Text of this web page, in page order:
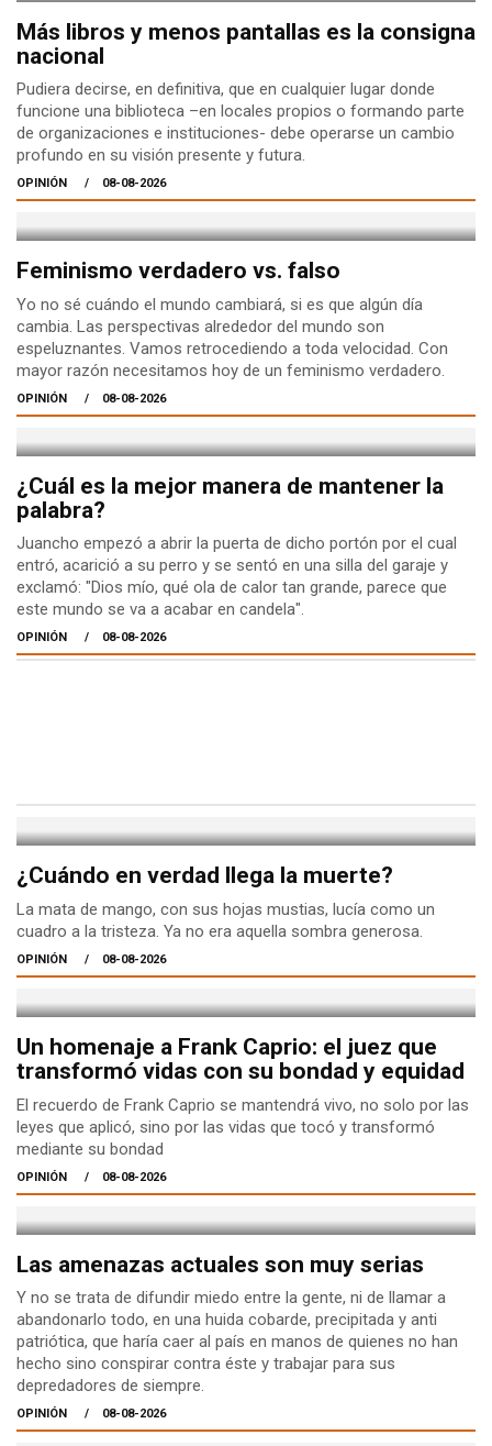
Más libros y menos pantallas es la consigna
nacional
Pudiera decirse, en definitiva, que en cualquier lugar donde
funcione una biblioteca –en locales propios o formando parte
de organizaciones e instituciones- debe operarse un cambio
profundo en su visión presente y futura.
OPINIÓN 08-08-2026
Feminismo verdadero vs. falso
Yo no sé cuándo el mundo cambiará, si es que algún día
cambia. Las perspectivas alrededor del mundo son
espeluznantes. Vamos retrocediendo a toda velocidad. Con
mayor razón necesitamos hoy de un feminismo verdadero.
OPINIÓN 08-08-2026
¿Cuál es la mejor manera de mantener la
palabra?
Juancho empezó a abrir la puerta de dicho portón por el cual
entró, acarició a su perro y se sentó en una silla del garaje y
exclamó: "Dios mío, qué ola de calor tan grande, parece que
este mundo se va a acabar en candela".
OPINIÓN 08-08-2026
¿Cuándo en verdad llega la muerte?
La mata de mango, con sus hojas mustias, lucía como un
cuadro a la tristeza. Ya no era aquella sombra generosa.
OPINIÓN 08-08-2026
Un homenaje a Frank Caprio: el juez que
transformó vidas con su bondad y equidad
El recuerdo de Frank Caprio se mantendrá vivo, no solo por las
leyes que aplicó, sino por las vidas que tocó y transformó
mediante su bondad
OPINIÓN 08-08-2026
Las amenazas actuales son muy serias
Y no se trata de difundir miedo entre la gente, ni de llamar a
abandonarlo todo, en una huida cobarde, precipitada y anti
patriótica, que haría caer al país en manos de quienes no han
hecho sino conspirar contra éste y trabajar para sus
depredadores de siempre.
OPINIÓN 08-08-2026